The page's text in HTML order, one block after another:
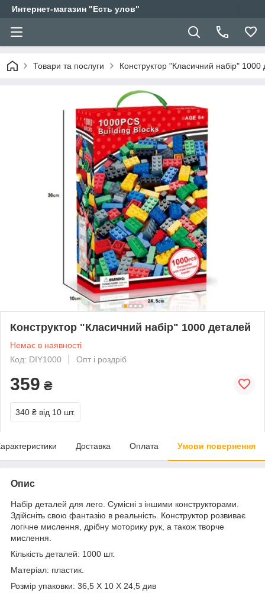
Интернет-магазин "Есть улов"
Товари та послуги Конструктор "Класичний набір" 1000
Конструктор "Класичний набір" 1000 деталей
Немає в наявності
Код: DIY1000
Опт і роздріб
359 ₴
340 ₴ від 10 шт.
Доставка Оплата Умови повернення
Опис
Набір деталей для лего. Сумісні з іншими конструкторами.
Здійсніть свою фантазію в реальність. Конструктор розвиває
логічне мислення, дрібну моторику рук, а також творче
мислення.
Кількість деталей: 1000 шт.
Матеріал: пластик.
Розмір упаковки: 36,5 Х 10 Х 24,5 див